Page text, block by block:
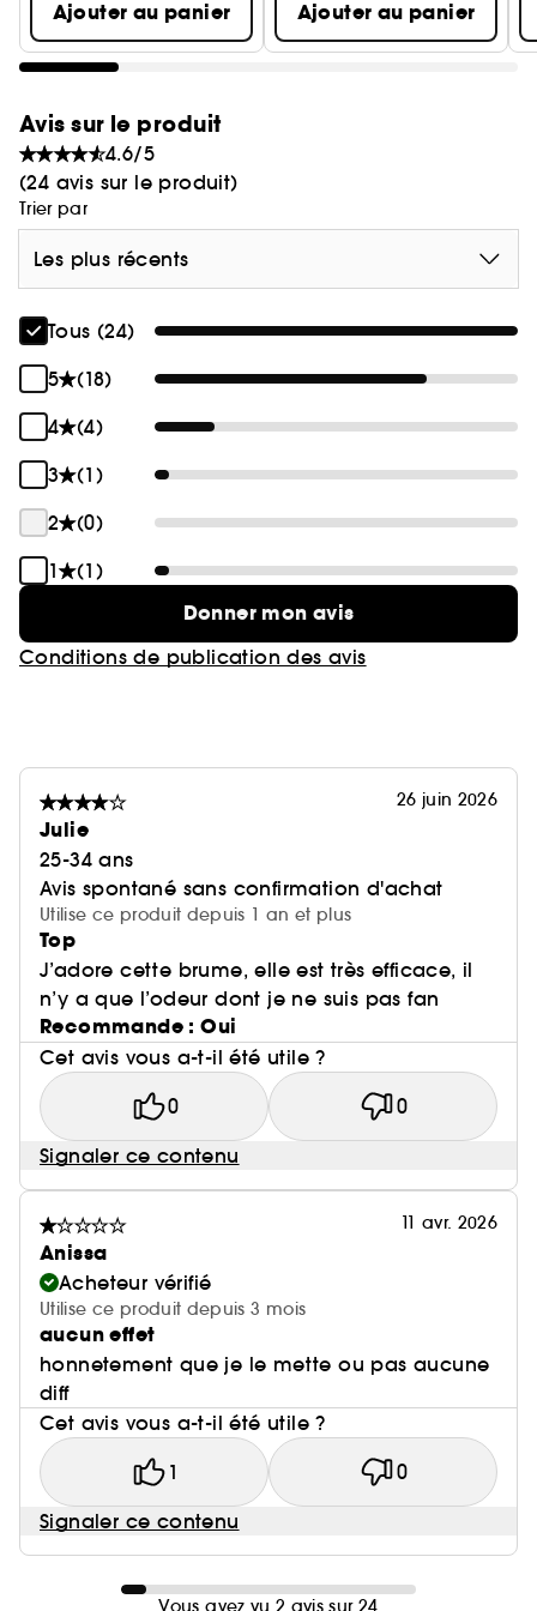
Ajouter au panier Ajouter au panier
Avis sur le produit
4.6/5
(24 avis sur le produit)
Trier par
Les plus récents
Tous (24)
5
(18)
4
(4)
3
(1)
2
(0)
1
(1)
Donner mon avis
Conditions de publication des avis
26 juin 2026
Julie
25-34 ans
Avis spontané sans confirmation d'achat
Utilise ce produit depuis 1 an et plus
Top
J’adore cette brume, elle est très efficace, il
n’y a que l’odeur dont je ne suis pas fan
Recommande : Oui
Cet avis vous a-t-il été utile ?
0 0
Signaler ce contenu
11 avr. 2026
Anissa
Acheteur vérifié
Utilise ce produit depuis 3 mois
aucun effet
honnetement que je le mette ou pas aucune
diff
Cet avis vous a-t-il été utile ?
1 0
Signaler ce contenu
Vous avez vu 2 avis sur 24